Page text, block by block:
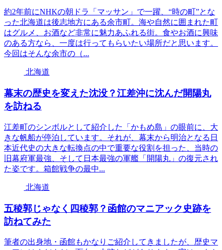
約2年前にNHKの朝ドラ「マッサン」で一躍、“時の町”とな
った北海道は後志地方にある余市町。海や自然に囲まれた町
はグルメ、お酒など非常に魅力あふれる街。食やお酒に興味
のある方なら、一度は行ってもらいたい場所だと思います。
今回はそんな余市の（...
北海道
幕末の歴史を変えた沈没？江差沖に沈んだ開陽丸
を訪ねる
江差町のシンボルとして紹介した「かもめ島」の眼前に、大
きな帆船が停泊しています。それが、幕末から明治となる日
本近代史の大きな転換点の中で重要な役割を担った、当時の
旧幕府軍最強、そして日本最強の軍艦「開陽丸」の復元され
た姿です。箱館戦争の最中...
北海道
五稜郭じゃなく四稜郭？函館のマニアック史跡を
訪ねてみた
筆者の出身地・函館もかなりご紹介してきましたが、歴史マ